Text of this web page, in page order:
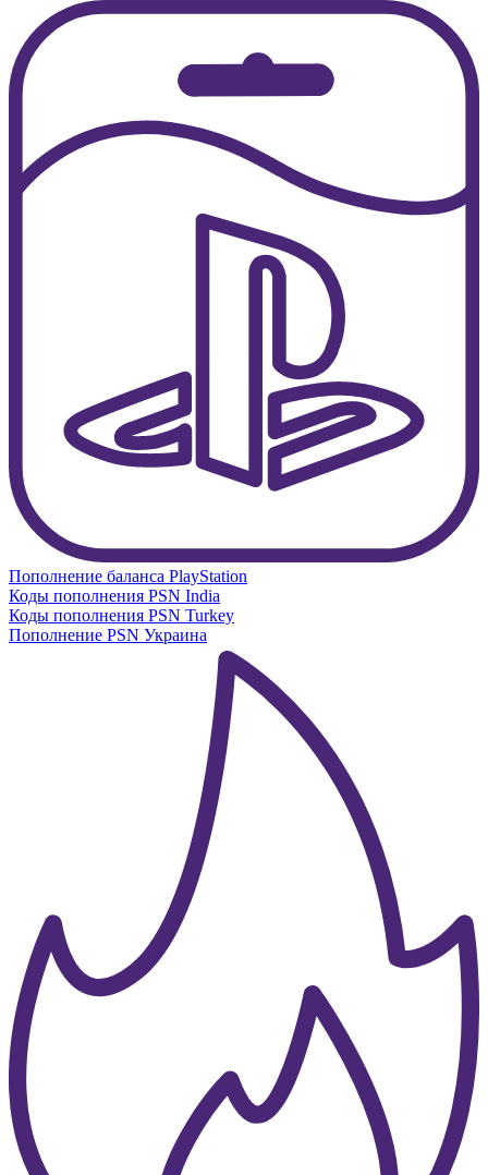
Пополнение баланса PlayStation
Коды пополнения PSN India
Коды пополнения PSN Turkey
Пополнение PSN Украина